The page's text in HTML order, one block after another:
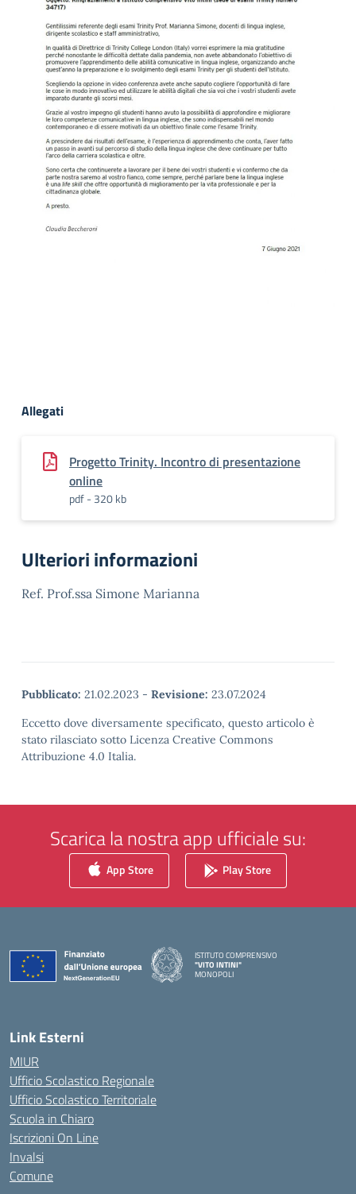
Allegati
Progetto Trinity. Incontro di presentazione
online
pdf - 320 kb
Ulteriori informazioni
Ref. Prof.ssa Simone Marianna
Pubblicato: 21.02.2023 - Revisione: 23.07.2024
Eccetto dove diversamente specificato, questo articolo è
stato rilasciato sotto Licenza Creative Commons
Attribuzione 4.0 Italia.
Scarica la nostra app ufficiale su:
App Store Play Store
ISTITUTO COMPRENSIVO
"VITO INTINI"
MONOPOLI
Link Esterni
MIUR
Ufficio Scolastico Regionale
Ufficio Scolastico Territoriale
Scuola in Chiaro
Iscrizioni On Line
Invalsi
Comune